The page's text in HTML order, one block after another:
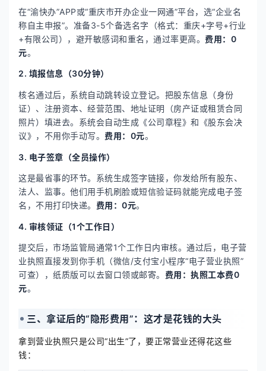
在“渝快办”APP或“重庆市开办企业一网通”平台，选“企业名
称自主申报”。准备3-5个备选名字（格式：重庆+字号+行业
+有限公司），避开敏感词和重名，通过率更高。 费用：0
元。
2. 填报信息（30分钟）
核名通过后，系统自动跳转设立登记。把股东信息（身份
证）、注册资本、经营范围、地址证明（房产证或租赁合同
照片）填进去。系统会自动生成《公司章程》和《股东会决
议》，不用你手动写。 费用：0元。
3. 电子签章（全员操作）
这是最省事的环节。系统生成签字链接，你发给所有股东、
法人、监事。他们用手机刷脸或短信验证码就能完成电子签
名，不用打印快递。 费用：0元。
4. 审核领证（1个工作日）
提交后，市场监管局通常1个工作日内审核。通过后，电子营
业执照直接发到你手机（微信/支付宝小程序“电子营业执照”
可查），纸质版可以去窗口领或邮寄。 费用：执照工本费0
元。
三、拿证后的“隐形费用”：这才是花钱的大头
拿到营业执照只是公司“出生”了，要正常营业还得花这些
钱：